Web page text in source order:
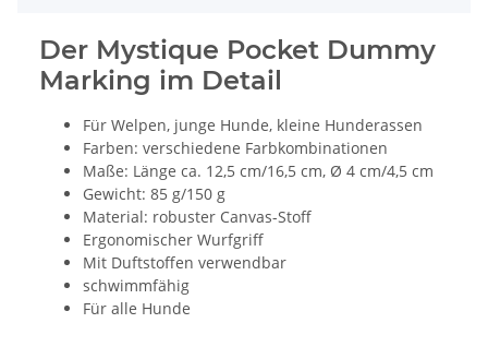
Der Mystique Pocket Dummy
Marking im Detail
Für Welpen, junge Hunde, kleine Hunderassen
Farben: verschiedene Farbkombinationen
Maße: Länge ca. 12,5 cm/16,5 cm, Ø 4 cm/4,5 cm
Gewicht: 85 g/150 g
Material: robuster Canvas-Stoff
Ergonomischer Wurfgriff
Mit Duftstoffen verwendbar
schwimmfähig
Für alle Hunde